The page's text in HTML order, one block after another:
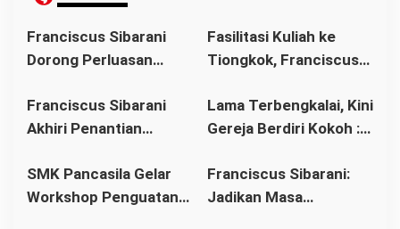
p
o
Franciscus Sibarani
Dorong Perluasan
sebagai Upaya Cegah
Pernikahan Dini di
Fasilitasi Kuliah ke
Tiongkok, Franciscus
Tua Dukung Pendidikan
Anak
Franciscus Sibarani
Akhiri Penantian
Bawat Keuskupan
Agung Pontianak,
Lama Terbengkalai, Kini
Gereja Berdiri Kokoh :
Wujudkan Politik
Bonum Commune di
SMK Pancasila Gelar
Workshop Penguatan
Franciscus Sibarani:
Jadikan Masa